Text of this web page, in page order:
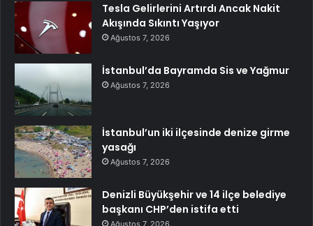
Tesla Gelirlerini Artırdı Ancak Nakit
Akışında Sıkıntı Yaşıyor
Ağustos 7, 2026
İstanbul’da Bayramda Sis ve Yağmur
Ağustos 7, 2026
İstanbul’un iki ilçesinde denize girme
yasağı
Ağustos 7, 2026
Denizli Büyükşehir ve 14 ilçe belediye
başkanı CHP’den istifa etti
Ağustos 7, 2026